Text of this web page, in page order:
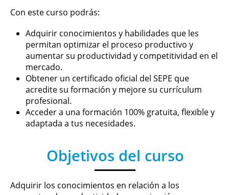
Con este curso podrás:
Adquirir conocimientos y habilidades que les
permitan optimizar el proceso productivo y
aumentar su productividad y competitividad en el
mercado.
Obtener un certificado oficial del SEPE que
acredite su formación y mejore su currículum
profesional.
Acceder a una formación 100% gratuita, flexible y
adaptada a tus necesidades.
Objetivos del curso
Adquirir los conocimientos en relación a los